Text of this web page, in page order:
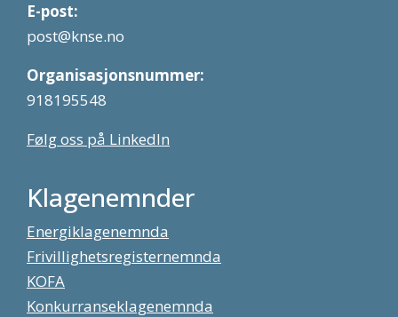
E-post:
post@knse.no
Organisasjonsnummer:
918195548
Følg oss på LinkedIn
Klagenemnder
Energiklagenemnda
Frivillighetsregisternemnda
KOFA
Konkurranseklagenemnda